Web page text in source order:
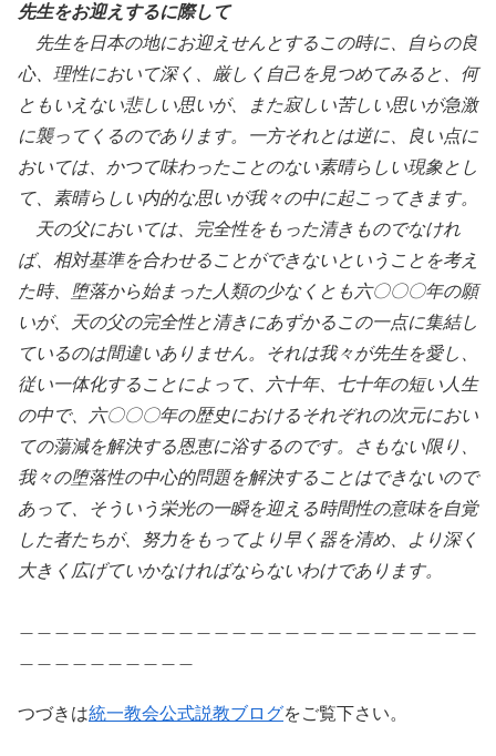
先生をお迎えするに際して
先生を日本の地にお迎えせんとするこの時に、自らの良
心、理性において深く、厳しく自己を見つめてみると、何
ともいえない悲しい思いが、また寂しい苦しい思いが急激
に襲ってくるのであります。一方それとは逆に、良い点に
おいては、かつて味わったことのない素晴らしい現象とし
て、素晴らしい内的な思いが我々の中に起こってきます。
天の父においては、完全性をもった清きものでなけれ
ば、相対基準を合わせることができないということを考え
た時、堕落から始まった人類の少なくとも六〇〇〇年の願
いが、天の父の完全性と清きにあずかるこの一点に集結し
ているのは間違いありません。それは我々が先生を愛し、
従い一体化することによって、六十年、七十年の短い人生
の中で、六〇〇〇年の歴史におけるそれぞれの次元におい
ての蕩減を解決する恩恵に浴するのです。さもない限り、
我々の堕落性の中心的問題を解決することはできないので
あって、そういう栄光の一瞬を迎える時間性の意味を自覚
した者たちが、努力をもってより早く器を清め、より深く
大きく広げていかなければならないわけであります。
つづきは統一教会公式説教ブログをご覧下さい。